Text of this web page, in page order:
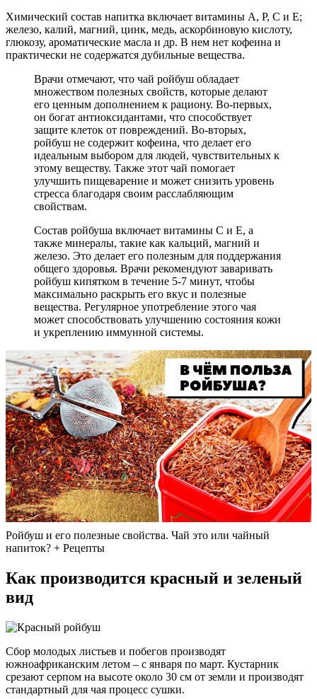
Химический состав напитка включает витамины А, Р, С и Е;
железо, калий, магний, цинк, медь, аскорбиновую кислоту,
глюкозу, ароматические масла и др. В нем нет кофеина и
практически не содержатся дубильные вещества.
Врачи отмечают, что чай ройбуш обладает
множеством полезных свойств, которые делают
его ценным дополнением к рациону. Во-первых,
он богат антиоксидантами, что способствует
защите клеток от повреждений. Во-вторых,
ройбуш не содержит кофеина, что делает его
идеальным выбором для людей, чувствительных к
этому веществу. Также этот чай помогает
улучшить пищеварение и может снизить уровень
стресса благодаря своим расслабляющим
свойствам.
Состав ройбуша включает витамины C и E, а
также минералы, такие как кальций, магний и
железо. Это делает его полезным для поддержания
общего здоровья. Врачи рекомендуют заваривать
ройбуш кипятком в течение 5-7 минут, чтобы
максимально раскрыть его вкус и полезные
вещества. Регулярное употребление этого чая
может способствовать улучшению состояния кожи
и укреплению иммунной системы.
Ройбуш и его полезные свойства. Чай это или чайный
напиток? + Рецепты
Как производится красный и зеленый
вид
Сбор молодых листьев и побегов производят
южноафриканским летом – с января по март. Кустарник
срезают серпом на высоте около 30 см от земли и производят
стандартный для чая процесс сушки.